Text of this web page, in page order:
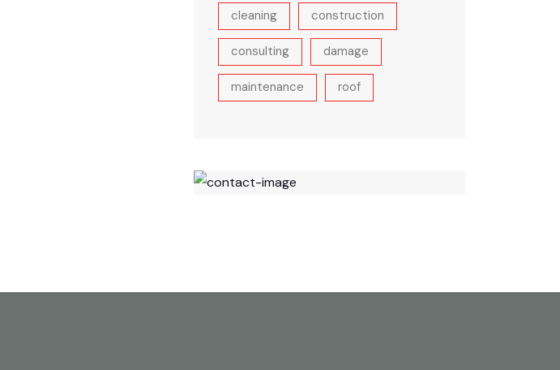
cleaning construction
consulting damage
maintenance roof